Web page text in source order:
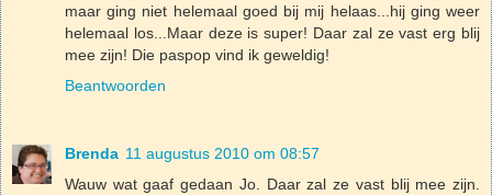
maar ging niet helemaal goed bij mij helaas...hij ging weer
helemaal los...Maar deze is super! Daar zal ze vast erg blij
mee zijn! Die paspop vind ik geweldig!
Beantwoorden
Brenda 11 augustus 2010 om 08:57
Wauw wat gaaf gedaan Jo. Daar zal ze vast blij mee zijn.